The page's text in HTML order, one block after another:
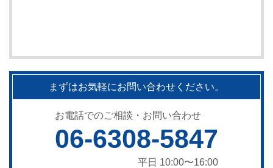
まずはお気軽にお問い合わせください。
お電話でのご相談・お問い合わせ
06-6308-5847
平日 10:00〜16:00